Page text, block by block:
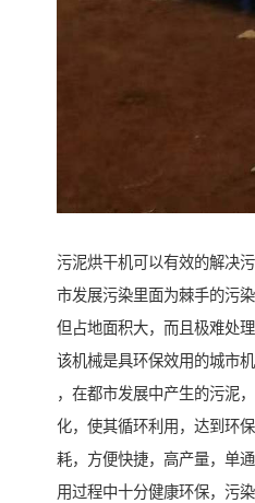
污泥烘干机可以有效的解决
市发展污染里面为棘手的污
但占地面积大，而且极难处
该机械是具环保效用的城市机
，在都市发展中产生的污泥
化，使其循环利用，达到环
耗，方便快捷，高产量，单
用过程中十分健康环保，污